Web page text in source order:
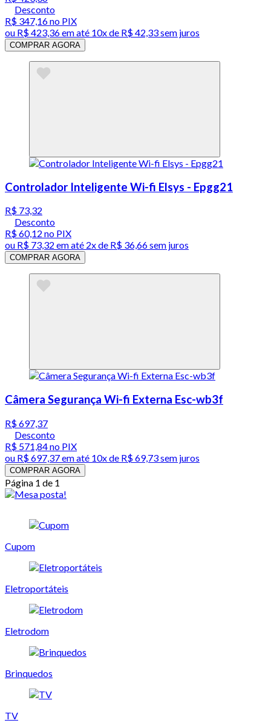
Desconto
R$ 347,16no PIX
ou R$ 423,36em até 10x de R$ 42,33 sem juros
COMPRAR AGORA
Controlador Inteligente Wi-fi Elsys - Epgg21
R$ 73,32
Desconto
R$ 60,12 no PIX
ou R$ 73,32 em até 2x de R$ 36,66 sem juros
COMPRAR AGORA
Câmera Segurança Wi-fi Externa Esc-wb3f
R$ 697,37
Desconto
R$ 571,84no PIX
ou R$ 697,37em até 10x de R$ 69,73 sem juros
COMPRAR AGORA
Página 1 de 1
Cupom
Eletroportáteis
Eletrodom
Brinquedos
TV